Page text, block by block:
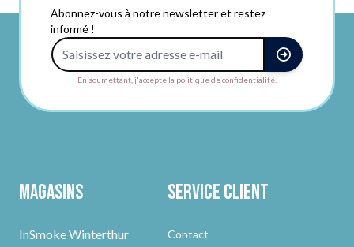
Abonnez-vous à notre newsletter et restez
informé !
En soumettant, j'accepte la politique de confidentialité.
Magasins
InSmoke Winterthur
Service client
Contact